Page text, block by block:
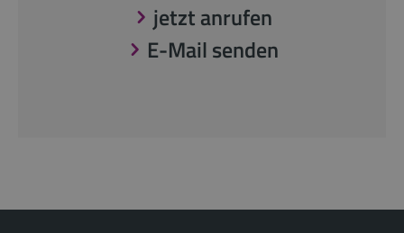
jetzt anrufen
E-Mail senden